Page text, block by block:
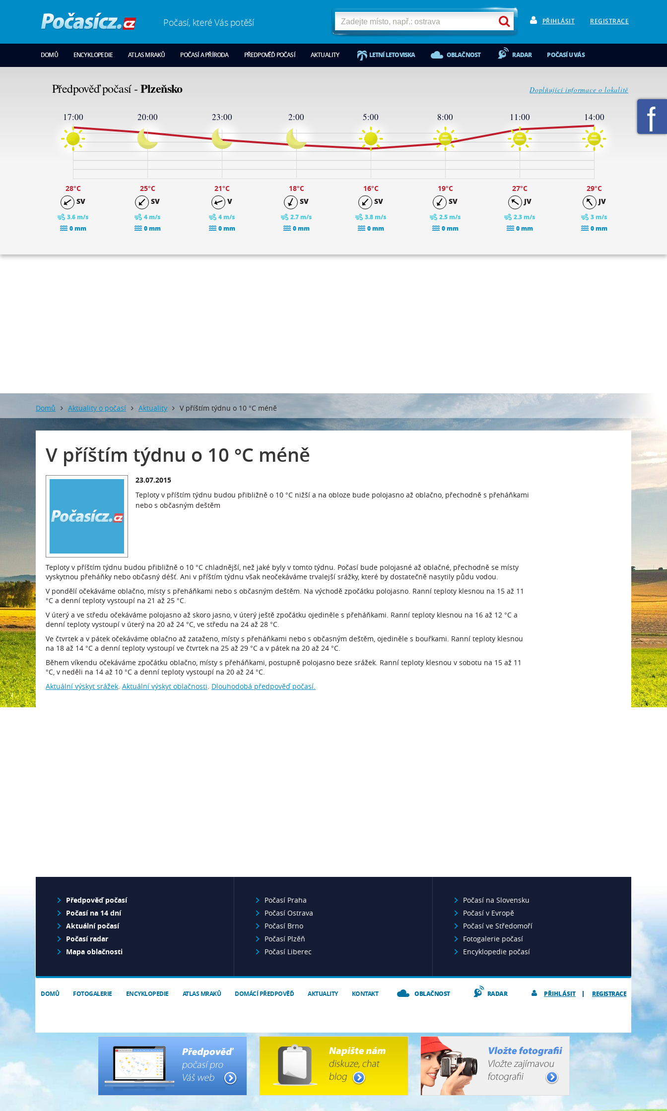
Počasí, které Vás potěší PŘIHLÁSIT REGISTRACE
DOMŮ ENCYKLOPEDIE ATLAS MRAKŮ POČASÍ A PŘÍRODA PŘEDPOVĚĎ POČASÍ AKTUALITY LETNÍ LETOVISKA OBLAČNOST RADAR POČASÍ U VÁS
Předpověď počasí -Plzeňsko Doplňující informace o lokalitě
17:00
28°C
SV
3.6 m/s
0 mm
20:00
25°C
SV
4 m/s
0 mm
23:00
21°C
V
4 m/s
0 mm
2:00
18°C
SV
2.7 m/s
0 mm
5:00
16°C
SV
3.8 m/s
0 mm
8:00
19°C
SV
2.5 m/s
0 mm
11:00
27°C
JV
2.3 m/s
0 mm
14:00
29°C
JV
3 m/s
0 mm
30
29
23
Domů Aktuality o počasí Aktuality V příštím týdnu o 10 °C méně
V příštím týdnu o 10 °C méně
23.07.2015
Teploty v příštím týdnu budou přibližně o 10 °C nižší a na obloze bude polojasno až oblačno, přechodně s přeháňkami
nebo s občasným deštěm
Teploty v příštím týdnu budou přibližně o 10 °C chladnější, než jaké byly v tomto týdnu. Počasí bude polojasné až oblačné, přechodně se místy
vyskytnou přeháňky nebo občasný déšť. Ani v příštím týdnu však neočekáváme trvalejší srážky, které by dostatečně nasytily půdu vodou.
V pondělí očekáváme oblačno, místy s přeháňkami nebo s občasným deštěm. Na východě zpočátku polojasno. Ranní teploty klesnou na 15 až 11
°C a denní teploty vystoupí na 21 až 25 °C.
V úterý a ve středu očekáváme polojasno až skoro jasno, v úterý ještě zpočátku ojediněle s přeháňkami. Ranní teploty klesnou na 16 až 12 °C a
denní teploty vystoupí v úterý na 20 až 24 °C, ve středu na 24 až 28 °C.
Ve čtvrtek a v pátek očekáváme oblačno až zataženo, místy s přeháňkami nebo s občasným deštěm, ojediněle s bouřkami. Ranní teploty klesnou
na 18 až 14 °C a denní teploty vystoupí ve čtvrtek na 25 až 29 °C a v pátek na 20 až 24 °C.
Během víkendu očekáváme zpočátku oblačno, místy s přeháňkami, postupně polojasno beze srážek. Ranní teploty klesnou v sobotu na 15 až 11
°C, v neděli na 14 až 10 °C a denní teploty vystoupí na 20 až 24 °C.
Aktuální výskyt srážek Aktuální výskyt oblačnosti Dlouhodobá předpověď počasí.
Předpověď počasí
Počasí na 14 dní
Aktuální počasí
Počasí radar
Mapa oblačnosti
Počasí Praha
Počasí Ostrava
Počasí Brno
Počasí Plzěň
Počasí Liberec
Počasí na Slovensku
Počasí v Evropě
Počasí ve Středomoří
Fotogalerie počasí
Encyklopedie počasí
DOMŮ FOTOGALERIE ENCYKLOPEDIE ATLAS MRAKŮ DOMÁCÍ PŘEDPOVĚĎ AKTUALITY KONTAKT OBLAČNOST RADAR REGISTRACE
PŘIHLÁSIT